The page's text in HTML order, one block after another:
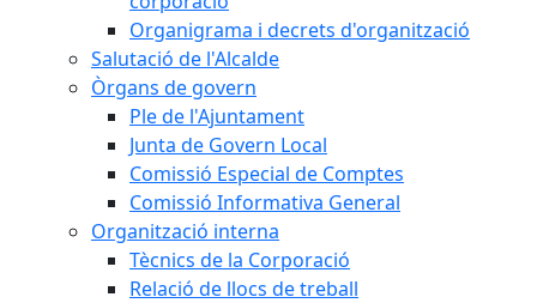
Organigrama i decrets d'organització
Salutació de l'Alcalde
Òrgans de govern
Ple de l'Ajuntament
Junta de Govern Local
Comissió Especial de Comptes
Comissió Informativa General
Organització interna
Tècnics de la Corporació
Relació de llocs de treball